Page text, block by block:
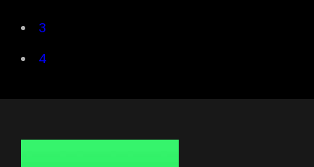
3
4